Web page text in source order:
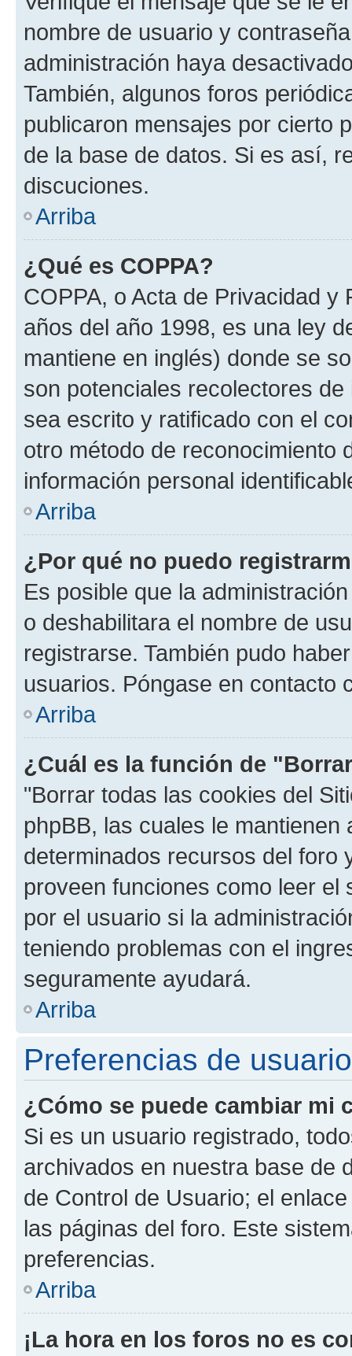
nombre de usuario y
administración haya
También, algunos foros
publicaron mensajes por cierto
de la base de datos. Si es así,
discuciones.
Arriba
¿Qué es COPPA?
COPPA, o Acta de Privacidad
años del año 1998, es una ley
mantiene en inglés) donde se
son potenciales recolectores
sea escrito y ratificado con el
otro método de reconocimiento
información personal
Arriba
¿Por qué no puedo
Es posible que la
o deshabilitara el nombre de
registrarse. También pudo
usuarios. Póngase en contacto
Arriba
¿Cuál es la función de
"Borrar todas las cookies del
phpBB, las cuales le
determinados recursos del foro
proveen funciones como leer el
por el usuario si la
teniendo problemas con el
seguramente ayudará.
Arriba
Preferencias de
¿Cómo se puede cambiar mi
Si es un usuario registrado,
archivados en nuestra base de
de Control de Usuario; el
las páginas del foro. Este
preferencias.
Arriba
¡La hora en los foros no es